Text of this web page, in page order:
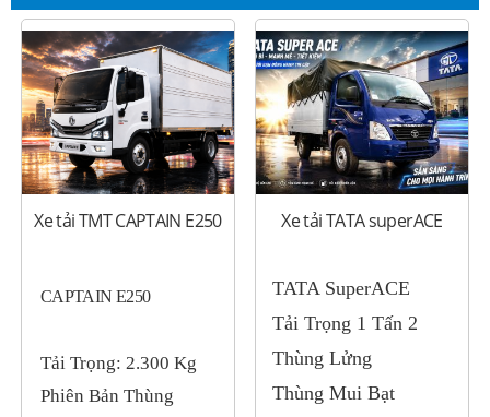
Xe tải TMT CAPTAIN E250
CAPTAIN E250
Tải Trọng: 2.300 Kg
Phiên Bản Thùng
Xe tải TATA superACE
TATA SuperACE
Tải Trọng 1 Tấn 2
Thùng Lửng
Thùng Mui Bạt